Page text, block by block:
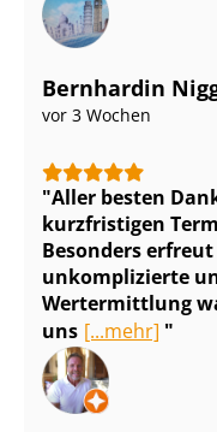
Bernhardin
vor 3 Wochen
Aller besten
kurzfristigen
Besonders
unkomplizierte
Wertermittlung
uns [...mehr]